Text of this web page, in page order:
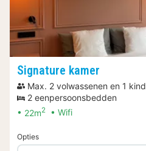
Signature kamer
Max. 2 volwassenen en 1 kind
2 eenpersoonsbedden
22m2 Wifi
Opties